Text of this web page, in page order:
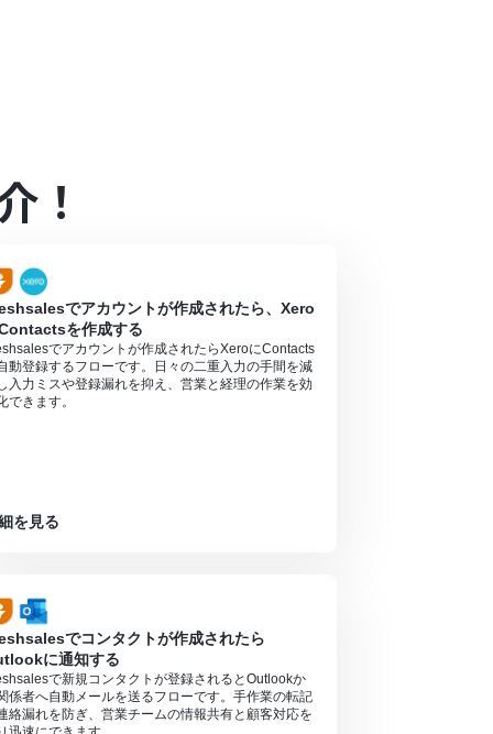
い。
人向けプランに加入していない場合には認証
定しているフローボットのオペレーションは
！
でアカウントが作成されたら、Xero
を作成する
でアカウントが作成されたらXeroにContacts
動登録するフローです。日々の二重入力の手間を減
入力ミスや登録漏れを抑え、営業と経理の作業を効
できます。
を見る
でコンタクトが作成されたら
に通知する
で新規コンタクトが登録されるとOutlookか
係者へ自動メールを送るフローです。手作業の転記
絡漏れを防ぎ、営業チームの情報共有と顧客対応を